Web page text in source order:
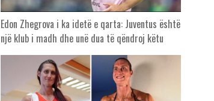
Edon Zhegrova i ka idetë e qarta: Juventus është
një klub i madh dhe unë dua të qëndroj këtu